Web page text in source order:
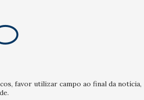
favor utilizar campo ao final da notícia,